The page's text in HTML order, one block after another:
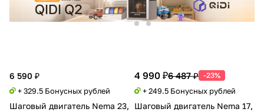
6 590 ₽
+ 329.5 Бонусных рублей
Шаговый двигатель Nema 23,
4 990 ₽6 487 ₽ -23%
+ 249.5 Бонусных рублей
Шаговый двигатель Nema 17,